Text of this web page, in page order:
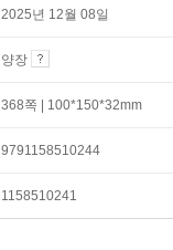
2025년 12월 08일
양장
368쪽 | 100*150*32mm
9791158510244
1158510241